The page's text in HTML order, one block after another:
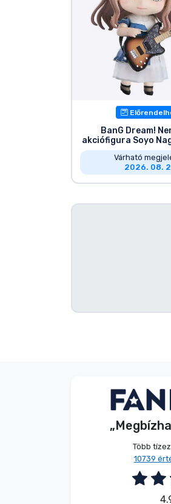
BanG Dream!
akciófigura Soyo
Várható
2026. 08.
Több
10739